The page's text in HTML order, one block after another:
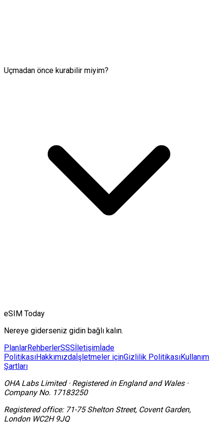
Uçmadan önce kurabilir miyim?
eSIM Today
Nereye giderseniz gidin bağlı kalın.
PlanlarRehberlerSSSİletişimİade
PolitikasıHakkımızdaİşletmeler içinGizlilik PolitikasıKullanım
Şartları
OHA Labs Limited· Registered in England and Wales·
Company No. 17183250
Registered office: 71-75 Shelton Street, Covent Garden,
London WC2H 9JQ